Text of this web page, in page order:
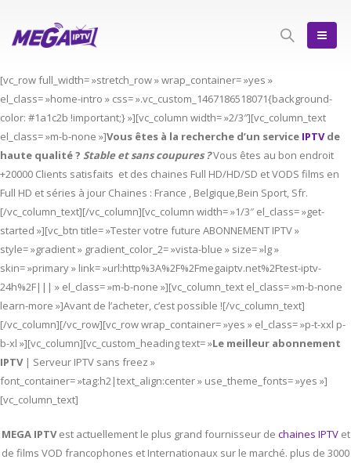
[vc_row full_width= »stretch_row » wrap_container= »yes »
el_class= »home-intro » css= ».vc_custom_1467186518071{background-
color: #1a1c2b !important;} »][vc_column width= »2/3″][vc_column_text
el_class= »m-b-none »]Vous êtes à la recherche d’un service IPTVde
haute qualité ? Stable et sans coupures ?Vous êtes au bon endroit
+20000 Clients satisfaits et des chaines Full HD/HD/SD et VODS films en
Full HD et séries à jour Chaines : France , Belgique,Bein Sport, Sfr.
[/vc_column_text][/vc_column][vc_column width= »1/3″ el_class= »get-
started »][vc_btn title= »Tester votre future ABONNEMENT IPTV »
style= »gradient » gradient_color_2= »vista-blue » size= »lg »
skin= »primary » link= »url:http%3A%2F%2Fmegaiptv.net%2Ftest-iptv-
24h%2F||| » el_class= »m-b-none »][vc_column_text el_class= »m-b-none
learn-more »]Avant de l’acheter, c’est possible ![/vc_column_text]
[/vc_column][/vc_row][vc_row wrap_container= »yes » el_class= »p-t-xxl p-
b-xl »][vc_column][vc_custom_heading text= »Le meilleur abonnement
IPTV | Serveur IPTV sans freez »
font_container= »tag:h2|text_align:center » use_theme_fonts= »yes »]
[vc_column_text]
MEGA IPTVest actuellement le plus grand fournisseur de chaines IPTVet
de films VOD francophones et Internationaux sur le marché. plus de 3000